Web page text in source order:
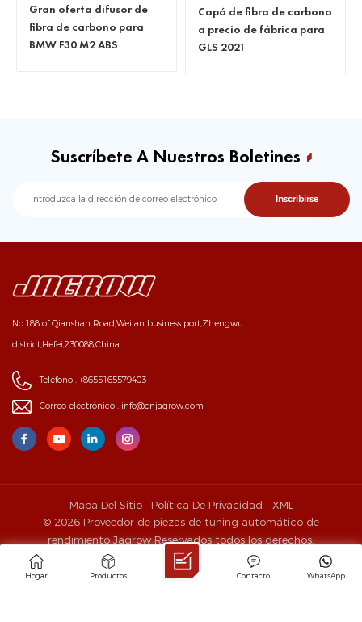
Gran oferta difusor de
fibra de carbono para
BMW F30 M2 ABS
Capó de fibra de carbono
a precio de fábrica para
GLS 2021
Suscríbete A Nuestros Boletines
No.188 of Qianshan Road,Weilan business port,Zhengwu
district,Hefei,230088,China
Teléfono : +8655165579403
Correo electrónico : info@cnjagrow.com
Mapa Del Sitio Política De Privacidad
XML
© 2026 Proveedor de piezas de tuning automático de
rendimiento Jagrow Reservados todos los derechos.
IPv6 RED SOPORTADA
Hogar Productos WhatsApp
Contacto